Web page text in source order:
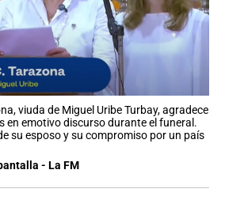
viuda de Miguel Uribe Turbay, agradece
en emotivo discurso durante el funeral.
su esposo y su compromiso por un país
- La FM